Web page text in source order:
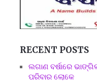
RECENT POSTS
ଲଗାଣ ବର୍ଷାରେ
ପରିବାର ଲୋକେ